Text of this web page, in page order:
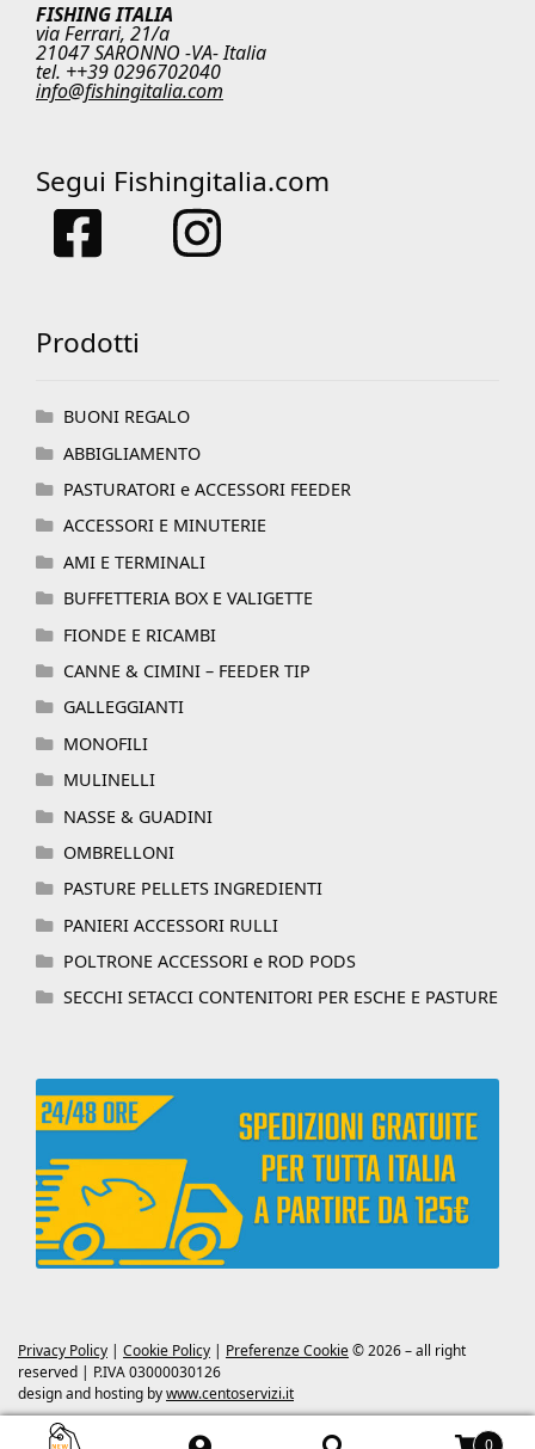
FISHING ITALIA
via Ferrari, 21/a
21047 SARONNO -VA- Italia
tel. ++39 0296702040
info@fishingitalia.com
Segui Fishingitalia.com
Prodotti
BUONI REGALO
ABBIGLIAMENTO
PASTURATORI e ACCESSORI FEEDER
ACCESSORI E MINUTERIE
AMI E TERMINALI
BUFFETTERIA BOX E VALIGETTE
FIONDE E RICAMBI
CANNE & CIMINI – FEEDER TIP
GALLEGGIANTI
MONOFILI
MULINELLI
NASSE & GUADINI
OMBRELLONI
PASTURE PELLETS INGREDIENTI
PANIERI ACCESSORI RULLI
POLTRONE ACCESSORI e ROD PODS
SECCHI SETACCI CONTENITORI PER ESCHE E PASTURE
Privacy Policy | Cookie Policy | Preferenze Cookie© 2026 – all right
reserved | P.IVA 03000030126
design and hosting bywww.centoservizi.it
0